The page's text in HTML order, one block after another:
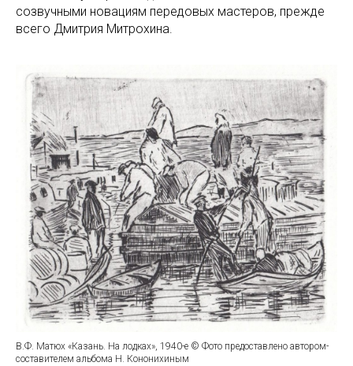
созвучными новациям передовых мастеров, прежде
всего Дмитрия Митрохина.
В.Ф. Матюх «Казань. На лодках», 1940-е © Фото предоставлено автором-
составителем альбома Н. Кононихиным